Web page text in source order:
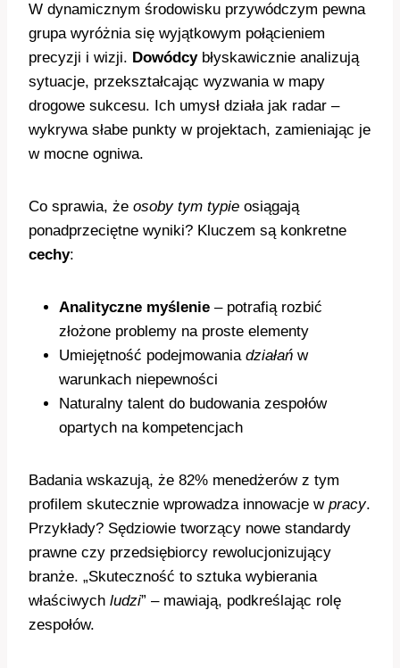
W dynamicznym środowisku przywódczym pewna
grupa wyróżnia się wyjątkowym połącieniem
precyzji i wizji. Dowódcybłyskawicznie analizują
sytuacje, przekształcając wyzwania w mapy
drogowe sukcesu. Ich umysł działa jak radar –
wykrywa słabe punkty w projektach, zamieniając je
w mocne ogniwa.
Co sprawia, że osoby tym typie osiągają
ponadprzeciętne wyniki? Kluczem są konkretne
cechy:
Analityczne myślenie – potrafią rozbić
złożone problemy na proste elementy
Umiejętność podejmowania działań w
warunkach niepewności
Naturalny talent do budowania zespołów
opartych na kompetencjach
Badania wskazują, że 82% menedżerów z tym
profilem skutecznie wprowadza innowacje w pracy.
Przykłady? Sędziowie tworzący nowe standardy
prawne czy przedsiębiorcy rewolucjonizujący
branże. „Skuteczność to sztuka wybierania
właściwych ludzi” – mawiają, podkreślając rolę
zespołów.